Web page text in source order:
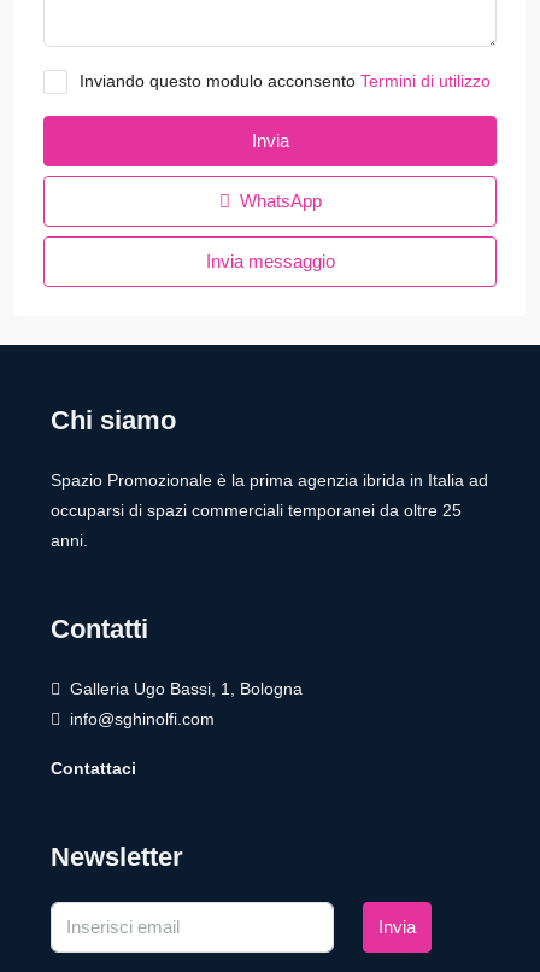
Inviando questo modulo acconsento Termini di utilizzo
Invia
WhatsApp
Invia messaggio
Chi siamo
Spazio Promozionale è la prima agenzia ibrida in Italia ad
occuparsi di spazi commerciali temporanei da oltre 25
anni.
Contatti
Galleria Ugo Bassi, 1, Bologna
info@sghinolfi.com
Contattaci
Newsletter
Invia